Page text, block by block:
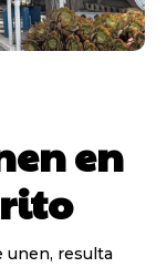
en
unen, resulta